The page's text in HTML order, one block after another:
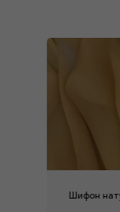
Шифон